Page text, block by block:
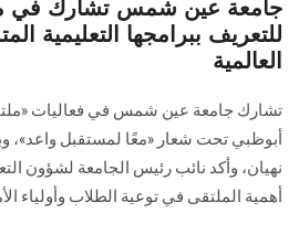
جامعة عين شمس تشارك في
للتعريف ببرامجها التعليمية
العالمية
أبوظبي تحت شعار «معًا لمستقبل واعد»،
نهيان، وأكد نائب رئيس الجامعة لشؤون
أهمية الملتقى في توعية الطلاب وأولياء